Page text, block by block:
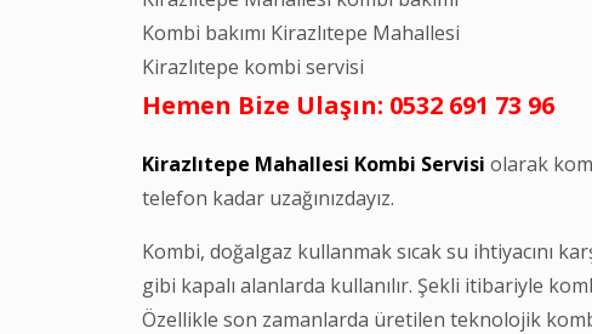
Kombi bakımı Kirazlıtepe Mahallesi
Kirazlıtepe kombi servisi
Hemen Bize Ulaşın: 0532 691 73 96
Kirazlıtepe Mahallesi Kombi Servisi olarak
telefon kadar uzağınızdayız.
Kombi, doğalgaz kullanmak sıcak su ihtiyacını
gibi kapalı alanlarda kullanılır. Şekli itibariyle
Özellikle son zamanlarda üretilen teknolojik